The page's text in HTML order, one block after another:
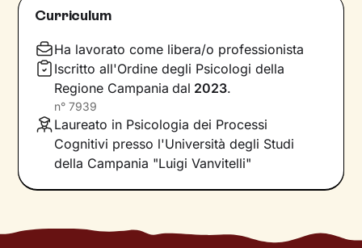
modo in cui comunichiamo. Il risultato è una
noi, conla nostra individualità.
Sul ponte che si crea tra il mondo interno e
quello esterno si inserisce il lavoro che faremo
insieme, che andrà a comprendere nel passato
della tua storia e a ricostruire ciò che fa parte
del tuo presente.La voglia di cambiamento
Curriculum
Ha lavorato come libera/o professionista
Iscritto all'Ordine degli Psicologi della
Regione Campania dal 2023.
n° 7939
Laureato in Psicologia dei Processi
Cognitivi presso l'Università degli Studi
della Campania "Luigi Vanvitelli"